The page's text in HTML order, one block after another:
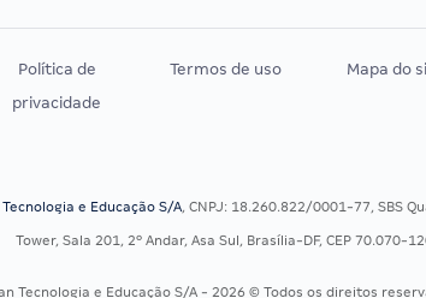
Residência
Política de
privacidade
Termos de uso Mapa do
Tecnologia e Educação S/A, CNPJ: 18.260.822/0001-77, SBS
Tower, Sala 201, 2º Andar, Asa Sul, Brasília-DF, CEP 70.070-
Tecnologia e Educação S/A - 2026 © Todos os direitos